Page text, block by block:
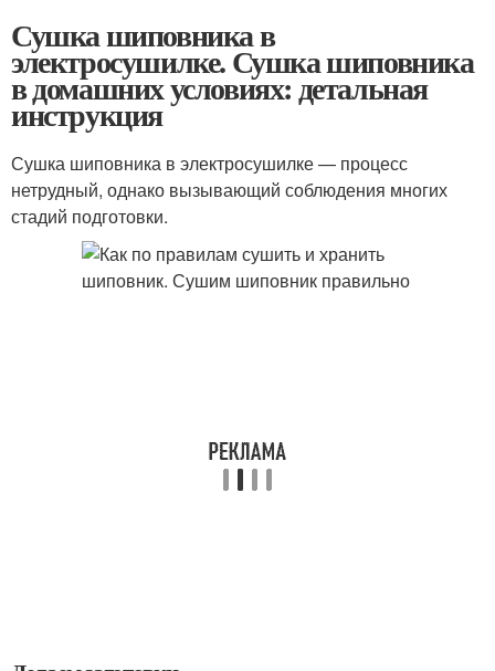
Сушка шиповника в
электросушилке. Сушка шиповника
в домашних условиях: детальная
инструкция
Сушка шиповника в электросушилке — процесс
нетрудный, однако вызывающий соблюдения многих
стадий подготовки.